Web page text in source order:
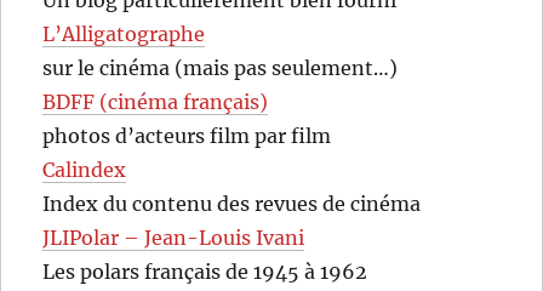
L’Alligatographe
sur le cinéma (mais pas seulement…)
BDFF (cinéma français)
photos d’acteurs film par film
Calindex
Index du contenu des revues de cinéma
JLIPolar – Jean-Louis Ivani
Les polars français de 1945 à 1962